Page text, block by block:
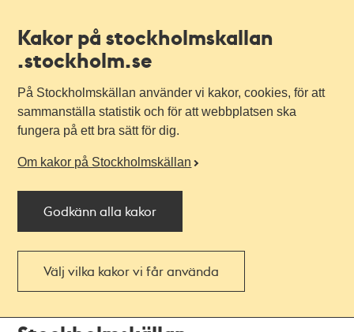
Kakor på stockholmskallan
.stockholm.se
På Stockholmskällan använder vi kakor, cookies, för att
sammanställa statistik och för att webbplatsen ska
fungera på ett bra sätt för dig.
Om kakor på Stockholmskällan
Godkänn alla kakor
Välj vilka kakor vi får använda